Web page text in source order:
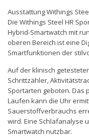
Ausstattung Withings
Die Withings Steel HR
Hybrid-Smartwatch mit
oberen Bereich ist eine
Smartfunktionen der
Auf der klinisch
Schrittzähler,
Sportarten geboten. Das
Laufen kann die Uhr
Sauerstoffverbrauchs
wird. Eine Schlafanalyse
Smartwatch nutzbar.